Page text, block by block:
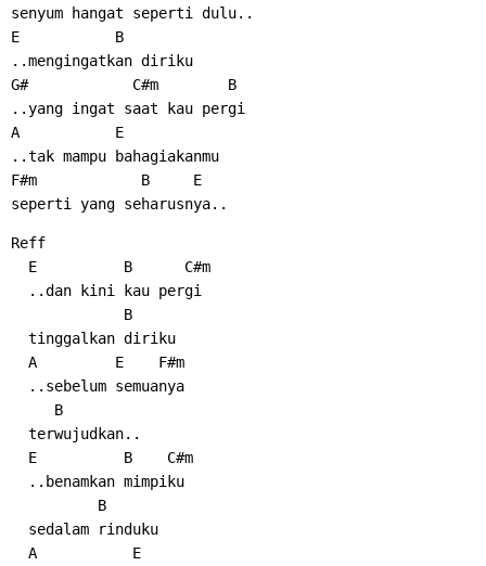
senyum hangat seperti dulu..
E           B
..mengingatkan diriku
G#            C#m        B
..yang ingat saat kau pergi
A           E
..tak mampu bahagiakanmu
F#m            B     E
seperti yang seharusnya..
Reff
  E          B      C#m
  ..dan kini kau pergi
             B
  tinggalkan diriku
  A         E    F#m
  ..sebelum semuanya
     B
  terwujudkan..
  E          B    C#m
  ..benamkan mimpiku
          B
  sedalam rinduku
  A           E